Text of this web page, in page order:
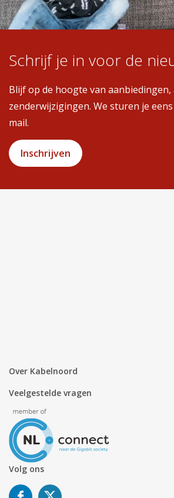
Schrijf je in voor de
Blijf op de hoogte van aanbiedingen,
zenderwijzigingen. We sturen je
mail.
Inschrijven
Over Kabelnoord
Veelgestelde vragen
Volg ons